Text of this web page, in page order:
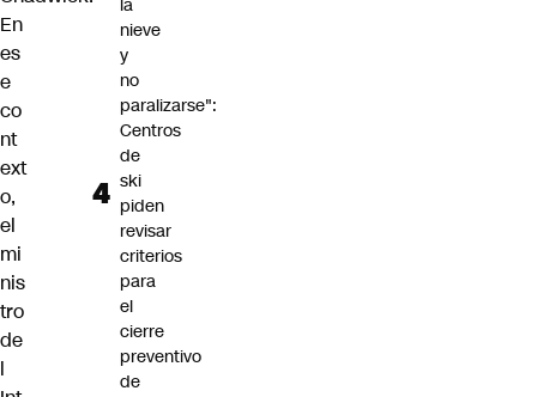
En
es
e
co
nt
ext
o,
el
mi
nis
tro
de
l
la
nieve
y
no
paralizarse":
Centros
de
ski
piden
revisar
criterios
para
el
cierre
preventivo
de